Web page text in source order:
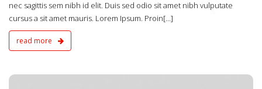
nec sagittis sem nibh id elit. Duis sed odio sit amet nibh vulputate
cursus a sit amet mauris. Lorem Ipsum. Proin[...]
read more